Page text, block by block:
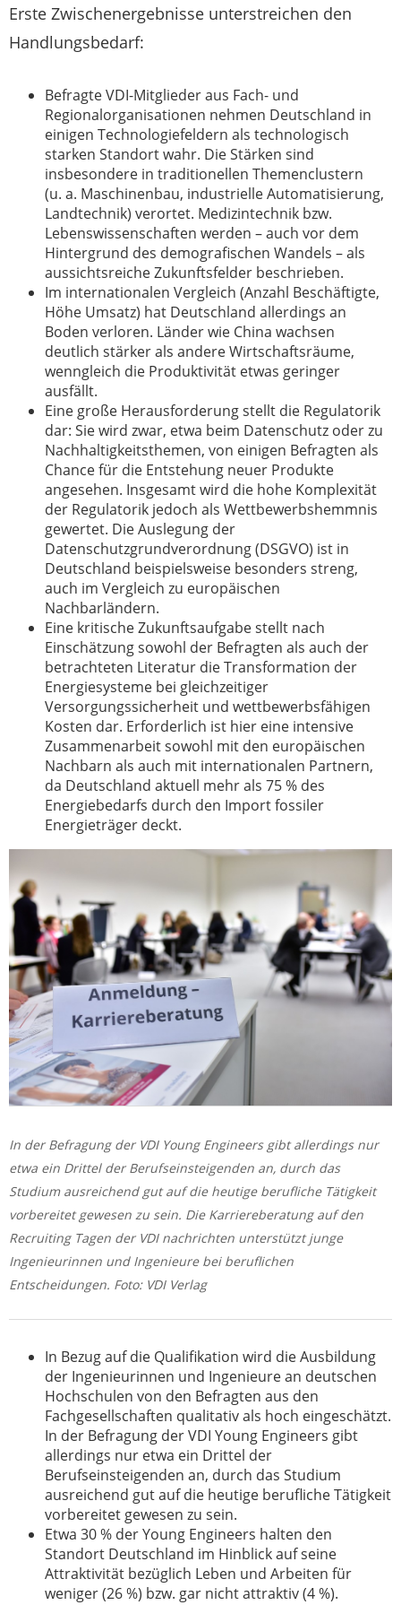
Erste Zwischenergebnisse unterstreichen den
Handlungsbedarf:
Befragte VDI-Mitglieder aus Fach- und
Regionalorganisationen nehmen Deutschland in
einigen Technologiefeldern als technologisch
starken Standort wahr. Die Stärken sind
insbesondere in traditionellen Themenclustern
(u. a. Maschinenbau, industrielle Automatisierung,
Landtechnik) verortet. Medizintechnik bzw.
Lebenswissenschaften werden – auch vor dem
Hintergrund des demografischen Wandels – als
aussichtsreiche Zukunftsfelder beschrieben.
Im internationalen Vergleich (Anzahl Beschäftigte,
Höhe Umsatz) hat Deutschland allerdings an
Boden verloren. Länder wie China wachsen
deutlich stärker als andere Wirtschaftsräume,
wenngleich die Produktivität etwas geringer
ausfällt.
Eine große Herausforderung stellt die Regulatorik
dar: Sie wird zwar, etwa beim Datenschutz oder zu
Nachhaltigkeitsthemen, von einigen Befragten als
Chance für die Entstehung neuer Produkte
angesehen. Insgesamt wird die hohe Komplexität
der Regulatorik jedoch als Wettbewerbshemmnis
gewertet. Die Auslegung der
Datenschutzgrundverordnung (DSGVO) ist in
Deutschland beispielsweise besonders streng,
auch im Vergleich zu europäischen
Nachbarländern.
Eine kritische Zukunftsaufgabe stellt nach
Einschätzung sowohl der Befragten als auch der
betrachteten Literatur die Transformation der
Energiesysteme bei gleichzeitiger
Versorgungssicherheit und wettbewerbsfähigen
Kosten dar. Erforderlich ist hier eine intensive
Zusammenarbeit sowohl mit den europäischen
Nachbarn als auch mit internationalen Partnern,
da Deutschland aktuell mehr als 75 % des
Energiebedarfs durch den Import fossiler
Energieträger deckt.
In der Befragung der VDI Young Engineers gibt allerdings nur
etwa ein Drittel der Berufseinsteigenden an, durch das
Studium ausreichend gut auf die heutige berufliche Tätigkeit
vorbereitet gewesen zu sein. Die Karriereberatung auf den
Recruiting Tagen der VDI nachrichten unterstützt junge
Ingenieurinnen und Ingenieure bei beruflichen
Entscheidungen. Foto: VDI Verlag
In Bezug auf die Qualifikation wird die Ausbildung
der Ingenieurinnen und Ingenieure an deutschen
Hochschulen von den Befragten aus den
Fachgesellschaften qualitativ als hoch eingeschätzt.
In der Befragung der VDI Young Engineers gibt
allerdings nur etwa ein Drittel der
Berufseinsteigenden an, durch das Studium
ausreichend gut auf die heutige berufliche Tätigkeit
vorbereitet gewesen zu sein.
Etwa 30 % der Young Engineers halten den
Standort Deutschland im Hinblick auf seine
Attraktivität bezüglich Leben und Arbeiten für
weniger (26 %) bzw. gar nicht attraktiv (4 %).